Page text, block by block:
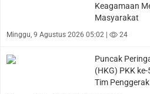
Keagamaan
Masyarakat
Minggu, 9 Agustus 2026 05:02 | 24
Puncak
(HKG) PKK
Tim